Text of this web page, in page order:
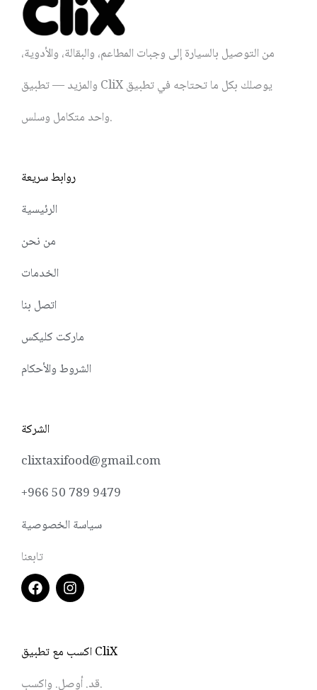
من التوصيل بالسيارة إلى وجبات المطاعم، والبقالة، والأدوية،
والمزيد — تطبيق CliX يوصلك بكل ما تحتاجه في تطبيق
واحد متكامل وسلس.
روابط سريعة
الرئيسية
من نحن
الخدمات
اتصل بنا
ماركت كليكس
الشروط والأحكام
الشركة
clixtaxifood@gmail.com
+966 50 789 9479
سياسة الخصوصية
تابعنا
F
a
c
o
o
k
I
n
s
g
r
a
اكسب مع تطبيق CliX
قد. أوصل. واكسب.